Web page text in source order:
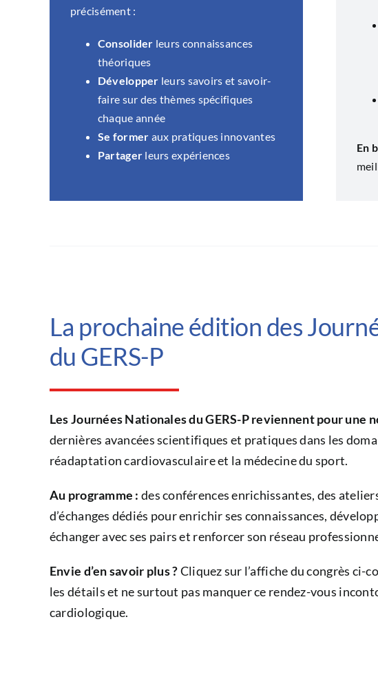
précisément :
Consolider leurs connaissances
théoriques
Développer leurs savoirs et savoir-
faire sur des thèmes spécifiques
chaque année
Se former aux pratiques innovantes
Partager leurs expériences
En
La prochaine édition des
du GERS-P
Les Journées Nationales du GERS-P reviennent pour une
dernières avancées scientifiques et pratiques dans les
réadaptation cardiovasculaire et la médecine du sport.
Au programme :des conférences enrichissantes, des
d’échanges dédiés pour enrichir ses connaissances,
échanger avec ses pairs et renforcer son réseau
Envie d’en savoir plus ?Cliquez sur l’affiche du congrès ci-
les détails et ne surtout pas manquer ce rendez-vous
cardiologique.